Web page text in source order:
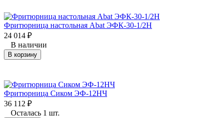
Фритюрница настольная Abat ЭФК-30-1/2Н
24 014 ₽
В наличии
В корзину
Фритюрница Сиком ЭФ-12НЧ
36 112 ₽
Осталась 1 шт.